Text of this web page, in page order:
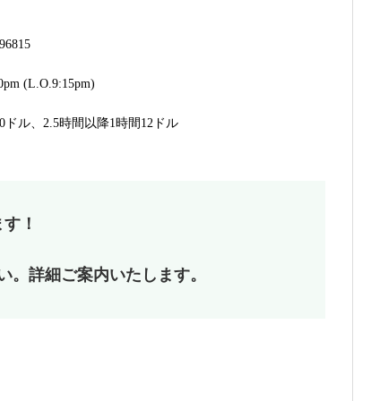
(L.O.9:15pm)
ル、2.5時間以降1時間12ドル
！
詳細ご案内いたします。